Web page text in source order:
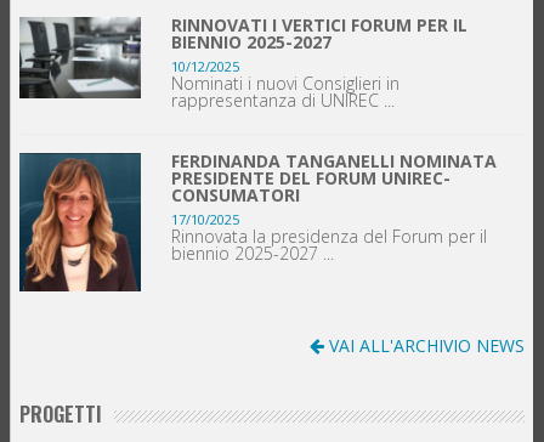
RINNOVATI I VERTICI FORUM PER IL
BIENNIO 2025-2027
10/12/2025
Nominati i nuovi Consiglieri in
rappresentanza di UNIREC ...
FERDINANDA TANGANELLI NOMINATA
PRESIDENTE DEL FORUM UNIREC-
CONSUMATORI
17/10/2025
Rinnovata la presidenza del Forum per il
biennio 2025-2027 ...
VAI ALL'ARCHIVIO NEWS
PROGETTI